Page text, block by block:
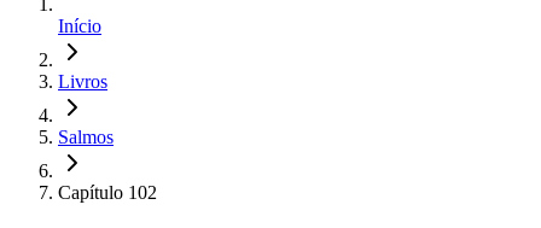
Início
Livros
Salmos
Capítulo 102